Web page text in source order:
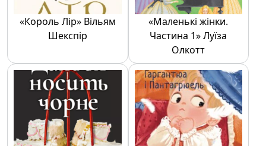
«Король Лір» Вільям
Шекспір
«Маленькі жінки.
Частина 1» Луїза
Олкотт